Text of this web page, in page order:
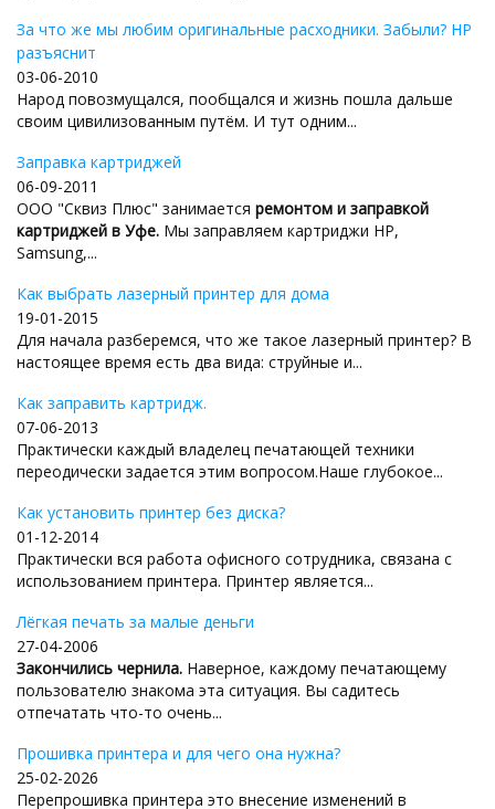
За что же мы любим оригинальные расходники. Забыли? HP
разъяснит
03-06-2010
Народ повозмущался, пообщался и жизнь пошла дальше
своим цивилизованным путём. И тут одним...
Заправка картриджей
06-09-2011
ООО "Сквиз Плюс" занимается ремонтом и заправкой
картриджей в Уфе. Мы заправляем картриджи HP,
Samsung,...
Как выбрать лазерный принтер для дома
19-01-2015
Для начала разберемся, что же такое лазерный принтер? В
настоящее время есть два вида: струйные и...
Как заправить картридж.
07-06-2013
Практически каждый владелец печатающей техники
переодически задается этим вопросом.Наше глубокое...
Как установить принтер без диска?
01-12-2014
Практически вся работа офисного сотрудника, связана с
использованием принтера. Принтер является...
Лёгкая печать за малые деньги
27-04-2006
Закончились чернила. Наверное, каждому печатающему
пользователю знакома эта ситуация. Вы садитесь
отпечатать что-то очень...
Прошивка принтера и для чего она нужна?
25-02-2026
Перепрошивка принтера это внесение изменений в